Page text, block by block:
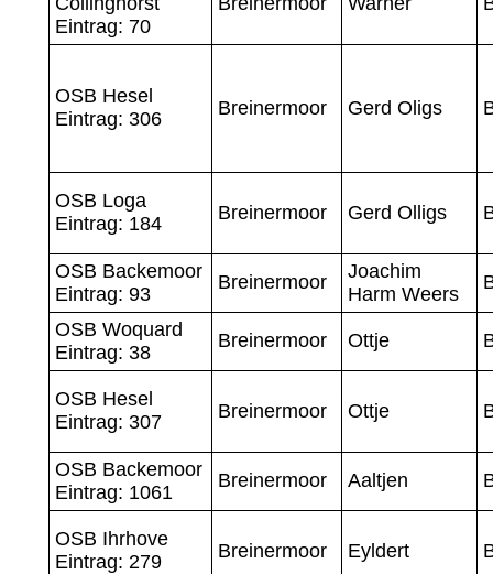
Eintrag: 70
OSB Hesel
Eintrag: 306
Breinermoor Gerd Oligs
OSB Loga
Eintrag: 184
Breinermoor Gerd Olligs
OSB Backemoor
Eintrag: 93
Breinermoor
Joachim
Harm Weers
OSB Woquard
Eintrag: 38
Breinermoor Ottje
OSB Hesel
Eintrag: 307
Breinermoor Ottje
OSB Backemoor
Eintrag: 1061
Breinermoor Aaltjen
OSB Ihrhove
Eintrag: 279
Breinermoor Eyldert